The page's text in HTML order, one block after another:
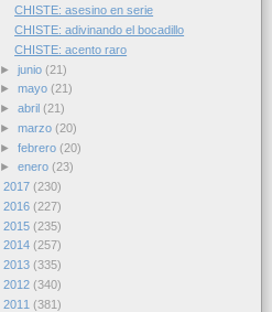
CHISTE: asesino en serie
CHISTE: adivinando el bocadillo
CHISTE: acento raro
► junio (21)
► mayo (21)
► abril (21)
► marzo (20)
► febrero (20)
► enero (23)
2017 (230)
2016 (227)
2015 (235)
2014 (257)
2013 (335)
2012 (340)
2011 (381)